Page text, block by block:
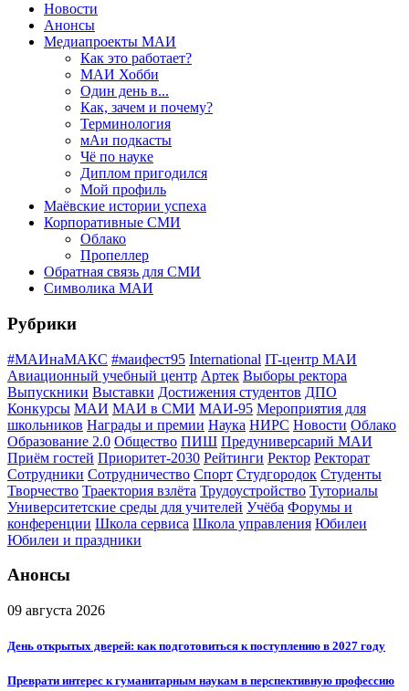
Новости
Анонсы
Медиапроекты МАИ
Как это работает?
МАИ Хобби
Один день в...
Как, зачем и почему?
Терминология
мАи подкасты
Чё по науке
Диплом пригодился
Мой профиль
Маёвские истории успеха
Корпоративные СМИ
Облако
Пропеллер
Обратная связь для СМИ
Символика МАИ
Рубрики
#МАИнаМАКС #маифест95 International IT-центр МАИ
Авиационный учебный центр Артек Выборы ректора
Выпускники Выставки Достижения студентов ДПО
Конкурсы МАИ МАИ в СМИ МАИ-95 Мероприятия для
школьников Награды и премии Наука НИРС Новости Облако
Образование 2.0 Общество ПИШ Предуниверсарий МАИ
Приём гостей Приоритет-2030 Рейтинги Ректор Ректорат
Сотрудники Сотрудничество Спорт Студгородок Студенты
Творчество Траектория взлёта Трудоустройство Туториалы
Университетские среды для учителей Учёба Форумы и
конференции Школа сервиса Школа управления Юбилеи
Юбилеи и праздники
Анонсы
09 августа 2026
День открытых дверей: как подготовиться к поступлению в 2027 году
Преврати интерес к гуманитарным наукам в перспективную профессию